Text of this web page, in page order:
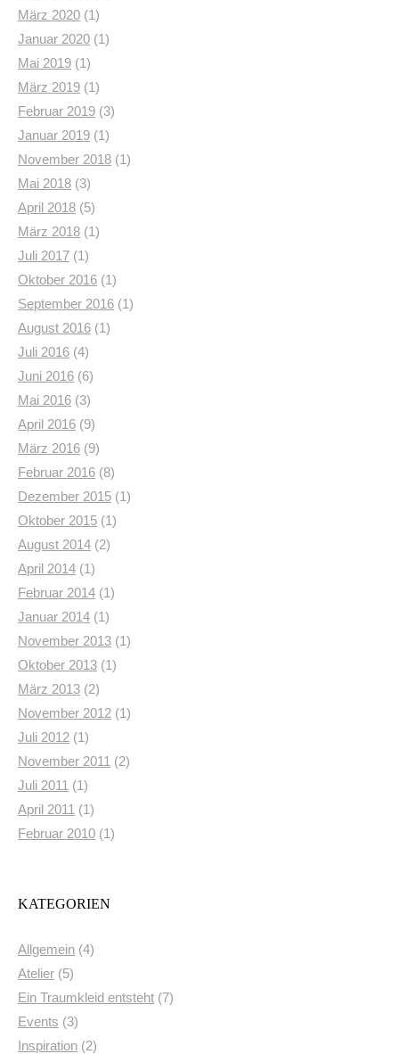
März 2020 (1)
Januar 2020 (1)
Mai 2019 (1)
März 2019 (1)
Februar 2019 (3)
Januar 2019 (1)
November 2018 (1)
Mai 2018 (3)
April 2018 (5)
März 2018 (1)
Juli 2017 (1)
Oktober 2016 (1)
September 2016 (1)
August 2016 (1)
Juli 2016 (4)
Juni 2016 (6)
Mai 2016 (3)
April 2016 (9)
März 2016 (9)
Februar 2016 (8)
Dezember 2015 (1)
Oktober 2015 (1)
August 2014 (2)
April 2014 (1)
Februar 2014 (1)
Januar 2014 (1)
November 2013 (1)
Oktober 2013 (1)
März 2013 (2)
November 2012 (1)
Juli 2012 (1)
November 2011 (2)
Juli 2011 (1)
April 2011 (1)
Februar 2010 (1)
KATEGORIEN
Allgemein (4)
Atelier (5)
Ein Traumkleid entsteht (7)
Events (3)
Inspiration (2)